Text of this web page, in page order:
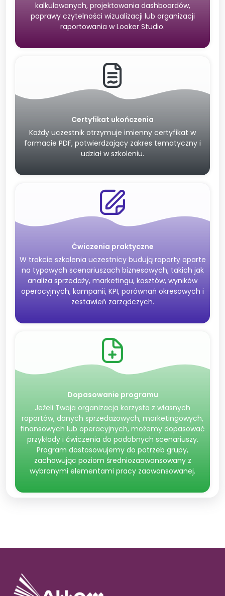
kalkulowanych, projektowania dashboardów,
poprawy czytelności wizualizacji lub organizacji
raportowania w Looker Studio.
Certyfikat ukończenia
Każdy uczestnik otrzymuje imienny certyfikat w
formacie PDF, potwierdzający zakres tematyczny i
udział w szkoleniu.
Ćwiczenia praktyczne
W trakcie szkolenia uczestnicy budują raporty oparte
na typowych scenariuszach biznesowych, takich jak
analiza sprzedaży, marketingu, kosztów, wyników
operacyjnych, kampanii, KPI, porównań okresowych i
zestawień zarządczych.
Dopasowanie programu
Jeżeli Twoja organizacja korzysta z własnych
raportów, danych sprzedażowych, marketingowych,
finansowych lub operacyjnych, możemy dopasować
przykłady i ćwiczenia do podobnych scenariuszy.
Program dostosowujemy do potrzeb grupy,
zachowując poziom średniozaawansowany z
wybranymi elementami pracy zaawansowanej.